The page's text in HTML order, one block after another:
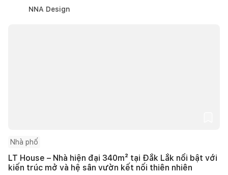
NNA Design
Nhà phố
LT House – Nhà hiện đại 340m² tại Đắk Lắk nổi bật với
kiến trúc mở và hệ sân vườn kết nối thiên nhiên